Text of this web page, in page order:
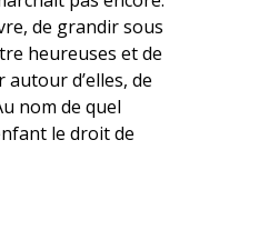
de grandir sous
heureuses et de
d’elles, de
nom de quel
le droit de